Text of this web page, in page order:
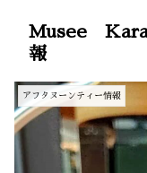
Musee
報
アフタヌーンティー情報